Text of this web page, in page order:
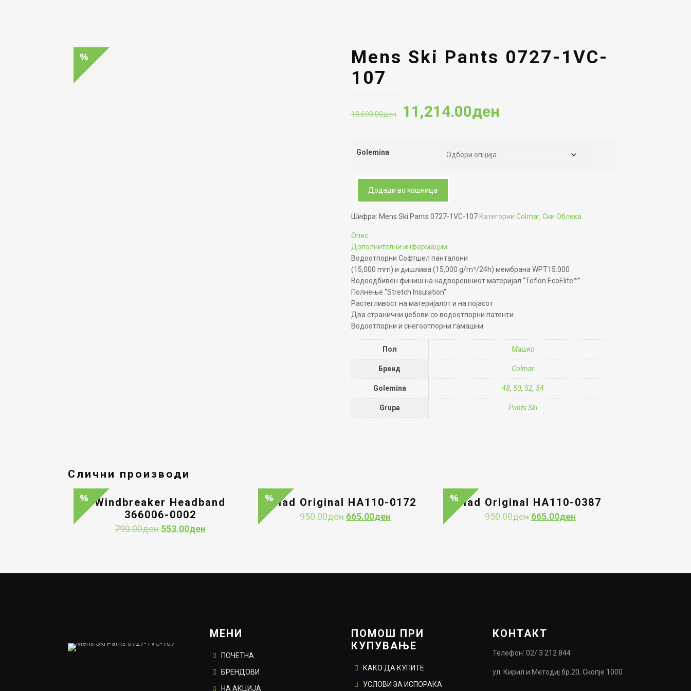
Mens Ski Pants 0727-1VC-
107
18,690.00ден
Original
18,690.00ден.
11,214.00ден
11,214.00ден.
Golemina
Додади во кошница
Шифра: Mens Ski Pants 0727-1VC-107 Категории Colmar, Ски Облека
Опис
Дополнителни информации
Водоотпорни Софтшел панталони
(15,000 mm) и дишлива (15,000 g/m²/24h) мембрана WPT15.000
Водоодбивен финиш на надворешниот материјал “Teflon EcoElite™”
Полнење “Stretch Insulation”
Растегливост на материјалот и на појасот
Два странични џебови со водоотпорни патенти
Водоотпорни и снегоотпорни гамашни
Пол Машко
Бренд Colmar
Golemina 48, 50, 52, 54
Grupa Pants Ski
Слични производи
Windbreaker Headband
366006-0002
790.00ден Original
553.00ден
Had Original HA110-0172
950.00ден Original
665.00денCurrent
Had Original HA110-0387
950.00ден Original
665.00денCurrent
МЕНИ
ПОЧЕТНА
БРЕНДОВИ
НА АКЦИЈА
ПОМОШ ПРИ
КУПУВАЊЕ
КАКО ДА КУПИТЕ
УСЛОВИ ЗА ИСПОРАКА
КОНТАКТ
Телефон: 02/ 3 212 844
ул. Кирил и Методиј бр.20, Скопје 1000